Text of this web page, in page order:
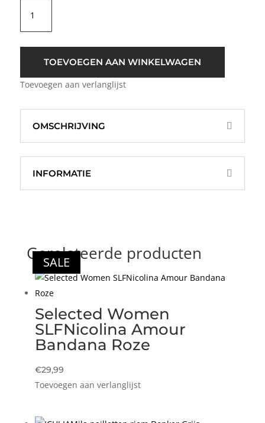
FameMBG
Bum
Bag
Polkadot
aantal
TOEVOEGEN AAN WINKELWAGEN
Toevoegen aan verlanglijst
OMSCHRIJVING
INFORMATIE
Gerelateerde producten
Selected Women
SLFNicolina Amour
Bandana Roze
€29,99
Toevoegen aan verlanglijst
SALE
SALE